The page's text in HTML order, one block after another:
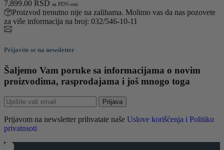
7,899.00 RSD sa PDV-om
Proizvod trenutno nije na zalihama. Molimo vas da nas pozovete
za više informacija na broj: 032/546-10-11
Prijavite se na newsletter
Šaljemo Vam poruke sa informacijama o novim
proizvodima, rasprodajama i još mnogo toga
Prijava
Prijavom na newsletter prihvatate naše Uslove korišćenja i Politiku
privatnsoti